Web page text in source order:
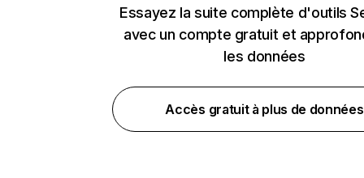
Essayez la suite complète d'outils
avec un compte gratuit et
les données
Accès gratuit à plus de données